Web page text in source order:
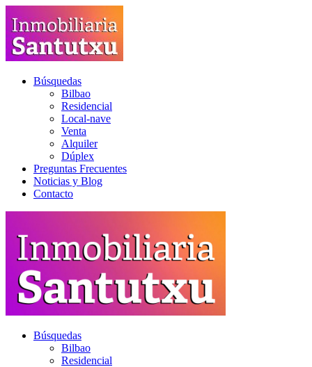
Búsquedas
Bilbao
Residencial
Local-nave
Venta
Alquiler
Dúplex
Preguntas Frecuentes
Noticias y Blog
Contacto
Búsquedas
Bilbao
Residencial